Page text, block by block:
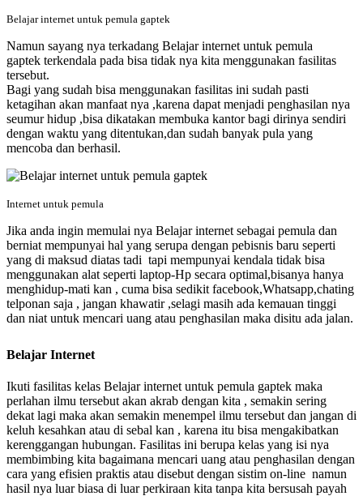
Belajar internet untuk pemula gaptek
Namun sayang nya terkadang Belajar internet untuk pemula
gaptek terkendala pada bisa tidak nya kita menggunakan fasilitas
tersebut.
Bagi yang sudah bisa menggunakan fasilitas ini sudah pasti
ketagihan akan manfaat nya ,karena dapat menjadi penghasilan nya
seumur hidup ,bisa dikatakan membuka kantor bagi dirinya sendiri
dengan waktu yang ditentukan,dan sudah banyak pula yang
mencoba dan berhasil.
Internet untuk pemula
Jika anda ingin memulai nya Belajar internet sebagai pemula dan
berniat mempunyai hal yang serupa dengan pebisnis baru seperti
yang di maksud diatas tadi tapi mempunyai kendala tidak bisa
menggunakan alat seperti laptop-Hp secara optimal,bisanya hanya
menghidup-mati kan , cuma bisa sedikit facebook,Whatsapp,chating
telponan saja , jangan khawatir ,selagi masih ada kemauan tinggi
dan niat untuk mencari uang atau penghasilan maka disitu ada jalan.
Belajar Internet
Ikuti fasilitas kelas Belajar internet untuk pemula gaptek maka
perlahan ilmu tersebut akan akrab dengan kita , semakin sering
dekat lagi maka akan semakin menempel ilmu tersebut dan jangan di
keluh kesahkan atau di sebal kan , karena itu bisa mengakibatkan
kerenggangan hubungan. Fasilitas ini berupa kelas yang isi nya
membimbing kita bagaimana mencari uang atau penghasilan dengan
cara yang efisien praktis atau disebut dengan sistim on-line namun
hasil nya luar biasa di luar perkiraan kita tanpa kita bersusah payah